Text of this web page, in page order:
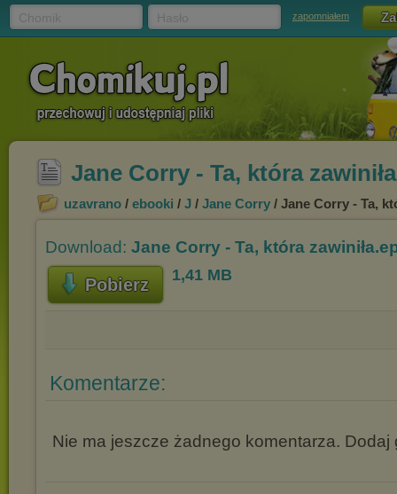
zapomniałem
Jane Corry - Ta, która
uzavrano / ebooki / J / Jane Corry / Jane Corry - Ta,
Download: Jane Corry - Ta, która
Pobierz 1,41 MB
Komentarze:
Nie ma jeszcze żadnego komentarza. Dodaj